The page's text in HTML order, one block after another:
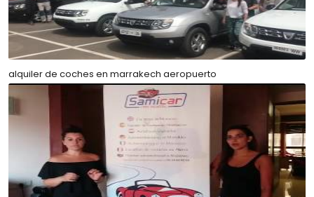
alquiler de coches en marrakech aeropuerto